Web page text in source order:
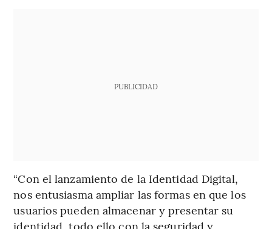
PUBLICIDAD
“Con el lanzamiento de la Identidad Digital,
nos entusiasma ampliar las formas en que los
usuarios pueden almacenar y presentar su
identidad, todo ello con la seguridad y